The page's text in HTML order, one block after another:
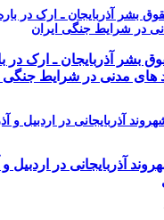
بشر آذربایجان ـ ارک در
های مدنی در شرایط جنگی
آذربایجانی در اردبیل